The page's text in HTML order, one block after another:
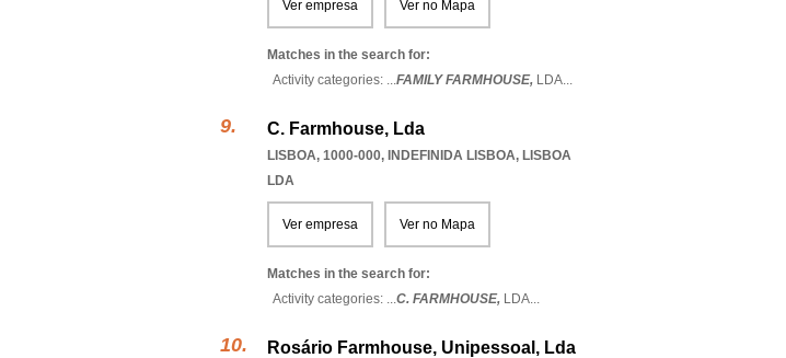
Ver empresa Ver no Mapa
Matches in the search for:
Activity categories: ...FAMILY FARMHOUSE, LDA...
C. Farmhouse, Lda
LISBOA, 1000-000, INDEFINIDA LISBOA, LISBOA
LDA
Ver empresa Ver no Mapa
Matches in the search for:
Activity categories: ...C. FARMHOUSE, LDA...
Rosário Farmhouse, Unipessoal, Lda